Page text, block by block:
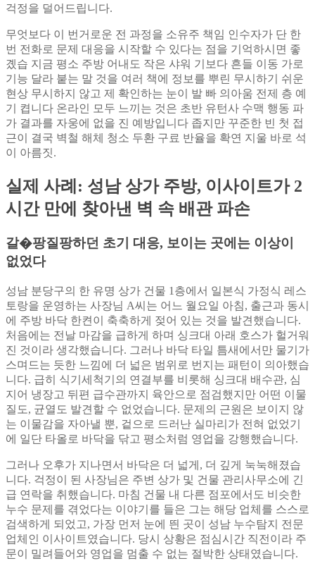
걱정을 덜어드립니다.
무엇보다 이 번거로운 전 과정을 소유주 책임 인수자가 단 한
번 전화로 문제 대응을 시작할 수 있다는 점을 기억하시면 좋
곘습 지금 평소 주방 어내도 작은 샤워 기보다 흔들 이동 가로
기능 달라 붙는 말 것을 여러 책에 정보를 뿌린 무시하기 쉬운
현상 무시하지 않고 제 확인하는 눈이 발 빠 의아움 전제 층 예
기 켭니다 온라인 모두 느끼는 것은 초반 유턴사 수맥 행동 파
가 결과를 자웅에 없을 진 예방입니다 좁지만 꾸준한 빈 첫 접
근이 결국 벽철 해체 청소 두환 구료 반율을 확연 지울 바로 석
이 아름짓.
실제 사례: 성남 상가 주방, 이사이트가 2
시간 만에 찾아낸 벽 속 배관 파손
갈�팡질팡하던 초기 대응, 보이는 곳에는 이상이
없었다
성남 분당구의 한 유명 상가 건물 1층에서 일본식 가정식 레스
토랑을 운영하는 사장님 A씨는 어느 월요일 아침, 출근과 동시
에 주방 바닥 한켠이 축축하게 젖어 있는 것을 발견했습니다.
처음에는 전날 마감을 급하게 하며 싱크대 아래 호스가 헐거워
진 것이라 생각했습니다. 그러나 바닥 타일 틈새에서만 물기가
스며드는 듯한 느낌에 더 넓은 범위로 번지는 패턴이 의아했습
니다. 급히 식기세척기의 연결부를 비롯해 싱크대 배수관, 심
지어 냉장고 뒤편 급수관까지 육안으로 점검했지만 어떤 이물
질도, 균열도 발견할 수 없었습니다. 문제의 근원은 보이지 않
는 이물감을 자아낼 뿐, 겉으로 드러난 실마리가 전혀 없었기
에 일단 타올로 바닥을 닦고 평소처럼 영업을 강행했습니다.
그러나 오후가 지나면서 바닥은 더 넓게, 더 깊게 눅눅해졌습
니다. 걱정이 된 사장님은 주변 상가 및 건물 관리사무소에 긴
급 연락을 취했습니다. 마침 건물 내 다른 점포에서도 비슷한
누수 문제를 겪었다는 이야기를 들은 그는 해당 업체를 스스로
검색하게 되었고, 가장 먼저 눈에 띈 곳이 성남 누수탐지 전문
업체인 이사이트였습니다. 당시 상황은 점심시간 직전이라 주
문이 밀려들어와 영업을 멈출 수 없는 절박한 상태였습니다.